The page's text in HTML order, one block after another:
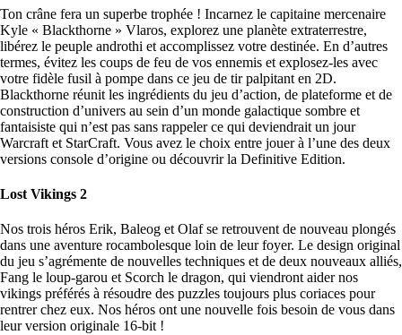
Ton crâne fera un superbe trophée ! Incarnez le capitaine mercenaire
Kyle « Blackthorne » Vlaros, explorez une planète extraterrestre,
libérez le peuple androthi et accomplissez votre destinée. En d’autres
termes, évitez les coups de feu de vos ennemis et explosez-les avec
votre fidèle fusil à pompe dans ce jeu de tir palpitant en 2D.
Blackthorne réunit les ingrédients du jeu d’action, de plateforme et de
construction d’univers au sein d’un monde galactique sombre et
fantaisiste qui n’est pas sans rappeler ce qui deviendrait un jour
Warcraft et StarCraft. Vous avez le choix entre jouer à l’une des deux
versions console d’origine ou découvrir la Definitive Edition.
Lost Vikings 2
Nos trois héros Erik, Baleog et Olaf se retrouvent de nouveau plongés
dans une aventure rocambolesque loin de leur foyer. Le design original
du jeu s’agrémente de nouvelles techniques et de deux nouveaux alliés,
Fang le loup-garou et Scorch le dragon, qui viendront aider nos
vikings préférés à résoudre des puzzles toujours plus coriaces pour
rentrer chez eux. Nos héros ont une nouvelle fois besoin de vous dans
leur version originale 16-bit !